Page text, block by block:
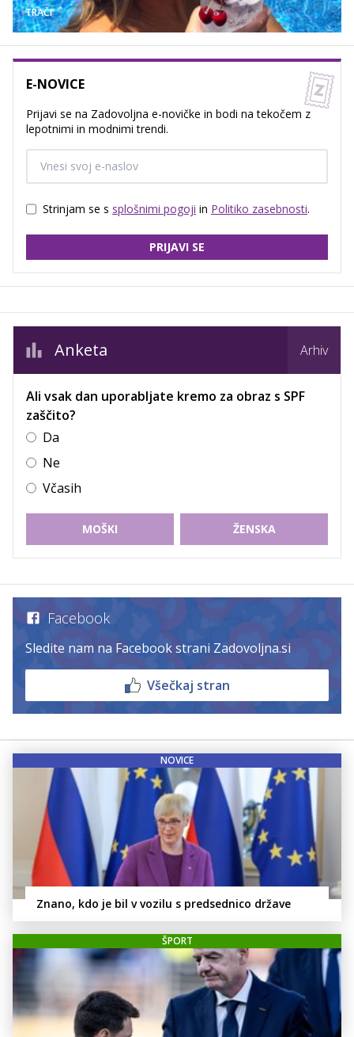
TRAČI
E-NOVICE
Prijavi se na Zadovoljna e-novičke in bodi na tekočem z
lepotnimi in modnimi trendi.
Strinjam se s splošnimi pogoji in Politiko zasebnosti.
PRIJAVI SE
Anketa Arhiv
Ali vsak dan uporabljate kremo za obraz s SPF
zaščito?
Da
Ne
Včasih
MOŠKI ŽENSKA
Facebook
Sledite nam na Facebook strani Zadovoljna.si
Všečkaj stran
NOVICE
Znano, kdo je bil v vozilu s predsednico države
ŠPORT